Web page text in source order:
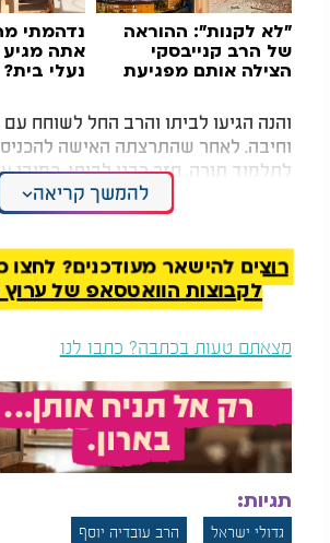
"לא לקנות": ההוראה
של הרב קנייבסקי
הצילה אותם מפגיעת
נדהמתי
אתה מגיע
נעלי בית?
והנה הגיעו לביתו והרב החל לשוחח
וחיבה. לאחר שהתרצתה האישה
לתלמוד תורה, חזר רבנו לביתו,
אשפה. העיקר שיהיהשלום ביתוהילד
מכאן אנו רואים מהי אהבת ישראל,
העיקרית מדוע העניקו למרן את
ישראל". מפני שהייתה לו שימת לב
ומקרה, לכל יהודי ויהודי. על אף תארי
אף ההישגים התורניים שאליהם הגיע
זאת לא היה שווה לילד שלא לומד
(יחיד בדורו - אורגיא חורב)
להמשך קריאה
רוצים להישאר מעודכנים? לחצו
לקבוצות הוואטסאפ של ערוץ 2000 >>>
מצאתם טעות בכתבה? כתבו לנו
תגיות:
גדולי ישראל הרב עובדיה יוסף